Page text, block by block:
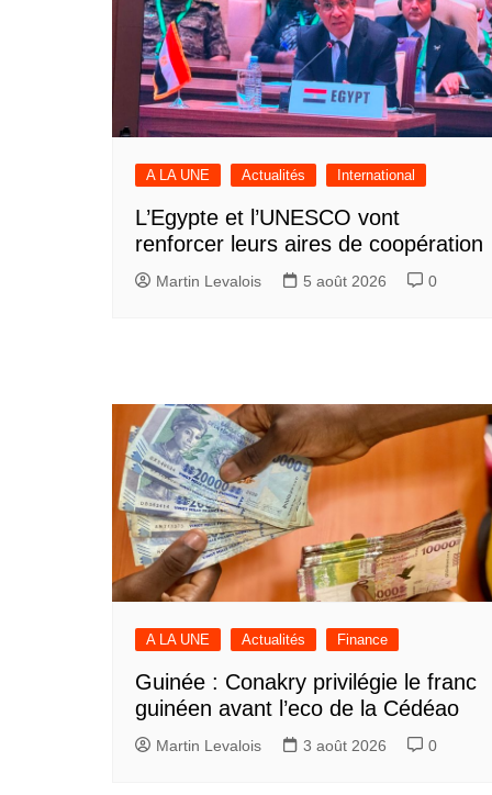
A LA UNE Actualités International
L’Egypte et l’UNESCO vont
renforcer leurs aires de coopération
Martin Levalois 5 août 2026 0
A LA UNE Actualités Finance
Guinée : Conakry privilégie le franc
guinéen avant l’eco de la Cédéao
Martin Levalois 3 août 2026 0